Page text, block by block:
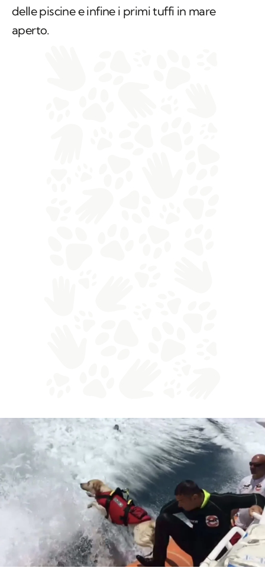
delle piscine e infine i primi tuffi in mare
aperto.